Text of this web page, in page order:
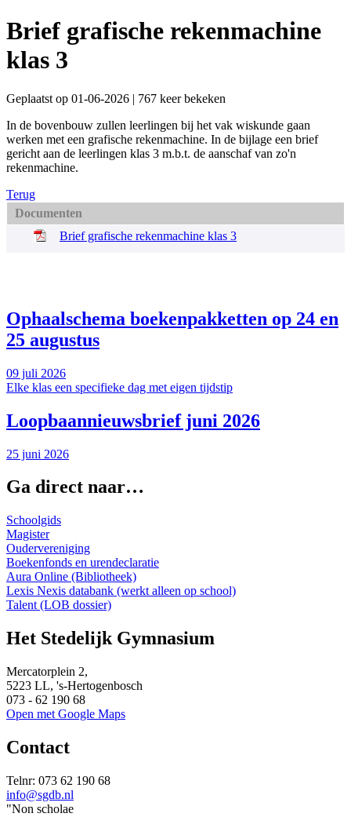
Brief grafische rekenmachine
klas 3
Geplaatst op 01-06-2026 | 767 keer bekeken
In de bovenbouw zullen leerlingen bij het vak wiskunde gaan
werken met een grafische rekenmachine. In de bijlage een brief
gericht aan de leerlingen klas 3 m.b.t. de aanschaf van zo'n
rekenmachine.
Terug
Documenten
Brief grafische rekenmachine klas 3
Ophaalschema boekenpakketten op 24 en
25 augustus
09 juli 2026
Elke klas een specifieke dag met eigen tijdstip
Loopbaannieuwsbrief juni 2026
25 juni 2026
Ga direct naar…
Schoolgids
Magister
Oudervereniging
Boekenfonds en urendeclaratie
Aura Online (Bibliotheek)
Lexis Nexis databank (werkt alleen op school)
Talent (LOB dossier)
Het Stedelijk Gymnasium
Mercatorplein 2,
5223 LL, 's-Hertogenbosch
073 - 62 190 68
Open met Google Maps
Contact
Telnr: 073 62 190 68
info@sgdb.nl
"Non scholae